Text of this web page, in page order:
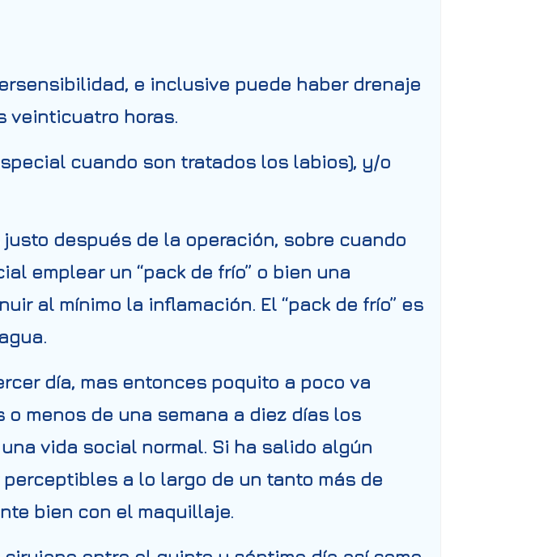
e inclusive puede haber drenaje
veinticuatro horas.
cuando son tratados los labios), y/o
después de la operación, sobre cuando
emplear un “pack de frío” o bien una
al mínimo la inflamación. El “pack de frío” es
día, mas entonces poquito a poco va
o menos de una semana a diez días los
vida social normal. Si ha salido algún
a lo largo de un tanto más de
bien con el maquillaje.